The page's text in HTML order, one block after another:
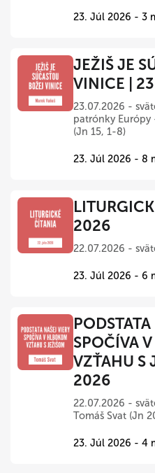
23. Júl 2026 - 3
JEŽIŠ JE
VINICE |
23.07.2026 -
patrónky Európy
(Jn 15, 1-8)
23. Júl 2026 - 8
2026
22.07.2026 -
23. Júl 2026 - 6
SPOČÍVA
VZŤAHU S
2026
22.07.2026 -
Tomáš Svat (Jn
23. Júl 2026 - 4